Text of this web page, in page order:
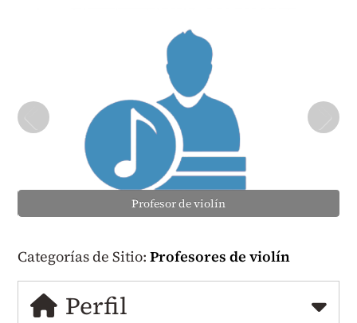
Profesor de violín
Categorías de Sitio:Profesores de violín
Perfil